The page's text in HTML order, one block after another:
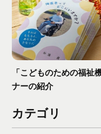
「こどものための福祉
ナーの紹介
カテゴリ